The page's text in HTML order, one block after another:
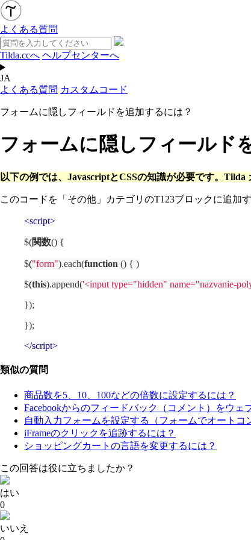
よくある質問
Tilda.ccへ ヘルプセンターへ
JA
よくある質問 カスタムコード
フォームに隠しフィールドを追加するには？
フォームに隠しフィールド
以下の例では、JavascriptとCSSの知識が必要です。
このコードを「その他」カテゴリのT123ブロックに追加す
<script>
$(関数() {
$("form").each(function () { )
$(this).append('<input type="hidden" name="nazvanie-
});
});
</script>
類似の質問
商品数を5、10、100などの倍数に設定するには？
Facebookからのフィードバック（コメント）をウェ
自動入力フォームを設定する（フォームでオート
iFrameのクリックを追跡するには？
ショッピングカートの言語を変更するには？
この回答は役に立ちましたか？
はい
0
いいえ